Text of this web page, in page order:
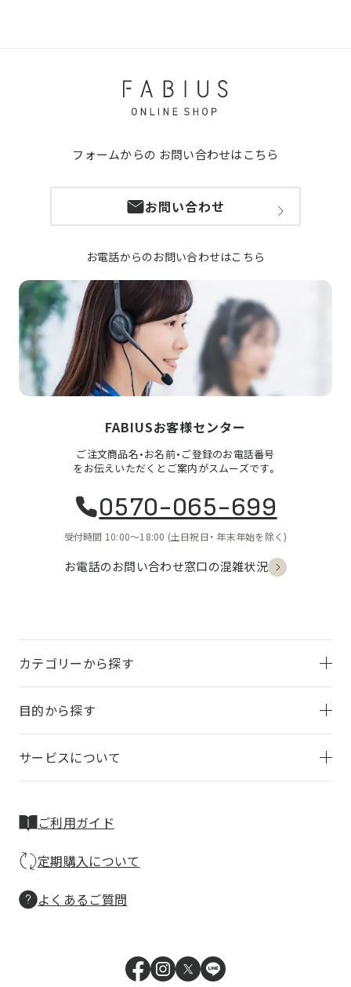
フォームからの お問い合わせはこちら
お問い合わせ
お電話からのお問い合わせはこちら
FABIUSお客様センター
ご注文商品名・お名前・ご登録のお電話番号
をお伝えいただくとご案内がスムーズです。
0570-065-699
受付時間 10:00〜18:00 (土日祝日・ 年末年始を除く)
お電話のお問い合わせ窓口の混雑状況
カテゴリーから探す
目的から探す
サービスについて
ご利用ガイド
定期購入について
よくあるご質問